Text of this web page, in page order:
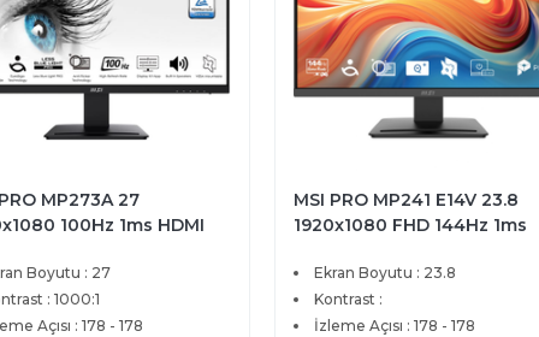
MP273A 27
100Hz 1ms HDMI
Boyutu : 27
: 1000:1
Açısı : 178 - 178
MSI PRO MP241 E14V 23.8
1920x1080 FHD 144Hz 1ms
Ekran Boyutu : 23.8
Kontrast :
İzleme Açısı : 178 - 178